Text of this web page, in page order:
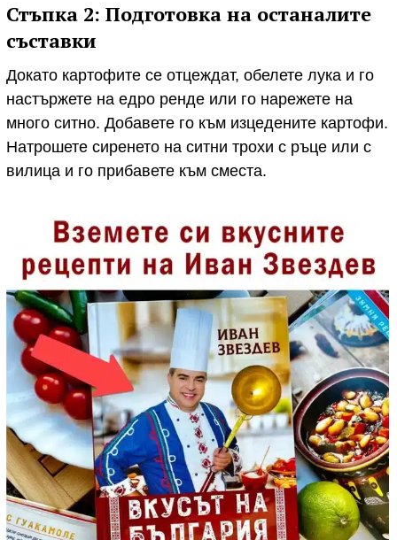
Стъпка 2: Подготовка на останалите
съставки
Докато картофите се отцеждат, обелете лука и го
настържете на едро ренде или го нарежете на
много ситно. Добавете го към изцедените картофи.
Натрошете сиренето на ситни трохи с ръце или с
вилица и го прибавете към сместа.